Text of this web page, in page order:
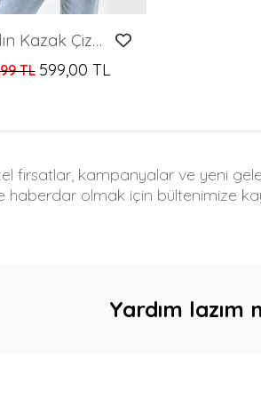
Kadın Kazak Çizgili Yuvarlak Yaka İnce Kazak Saks - 10147
TL 599,00 TL
fırsatlar, kampanyalar ve yeni
haberdar olmak için bültenimize
Yardım lazım